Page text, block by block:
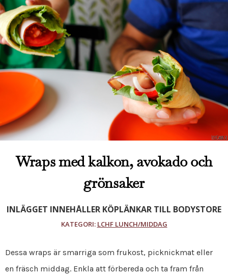
Wraps med kalkon, avokado och
grönsaker
INLÄGGET INNEHÅLLER KÖPLÄNKAR TILL BODYSTORE
KATEGORI: LCHF LUNCH/MIDDAG
Dessa wraps är smarriga som frukost, picknickmat eller
en fräsch middag. Enkla att förbereda och ta fram från